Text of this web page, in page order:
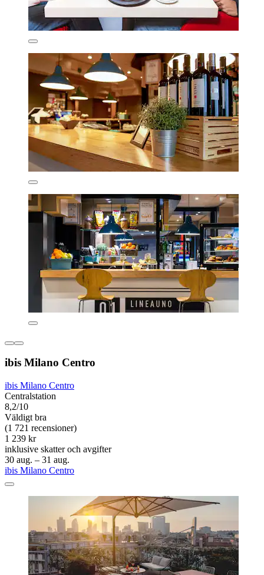
ibis Milano Centro
ibis Milano Centro
Centralstation
8,2/10
Väldigt bra
(1 721 recensioner)
1 239 kr
inklusive skatter och avgifter
30 aug. – 31 aug.
ibis Milano Centro